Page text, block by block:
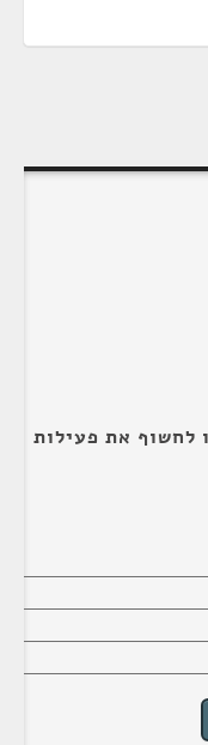
לחשוף את פעילות